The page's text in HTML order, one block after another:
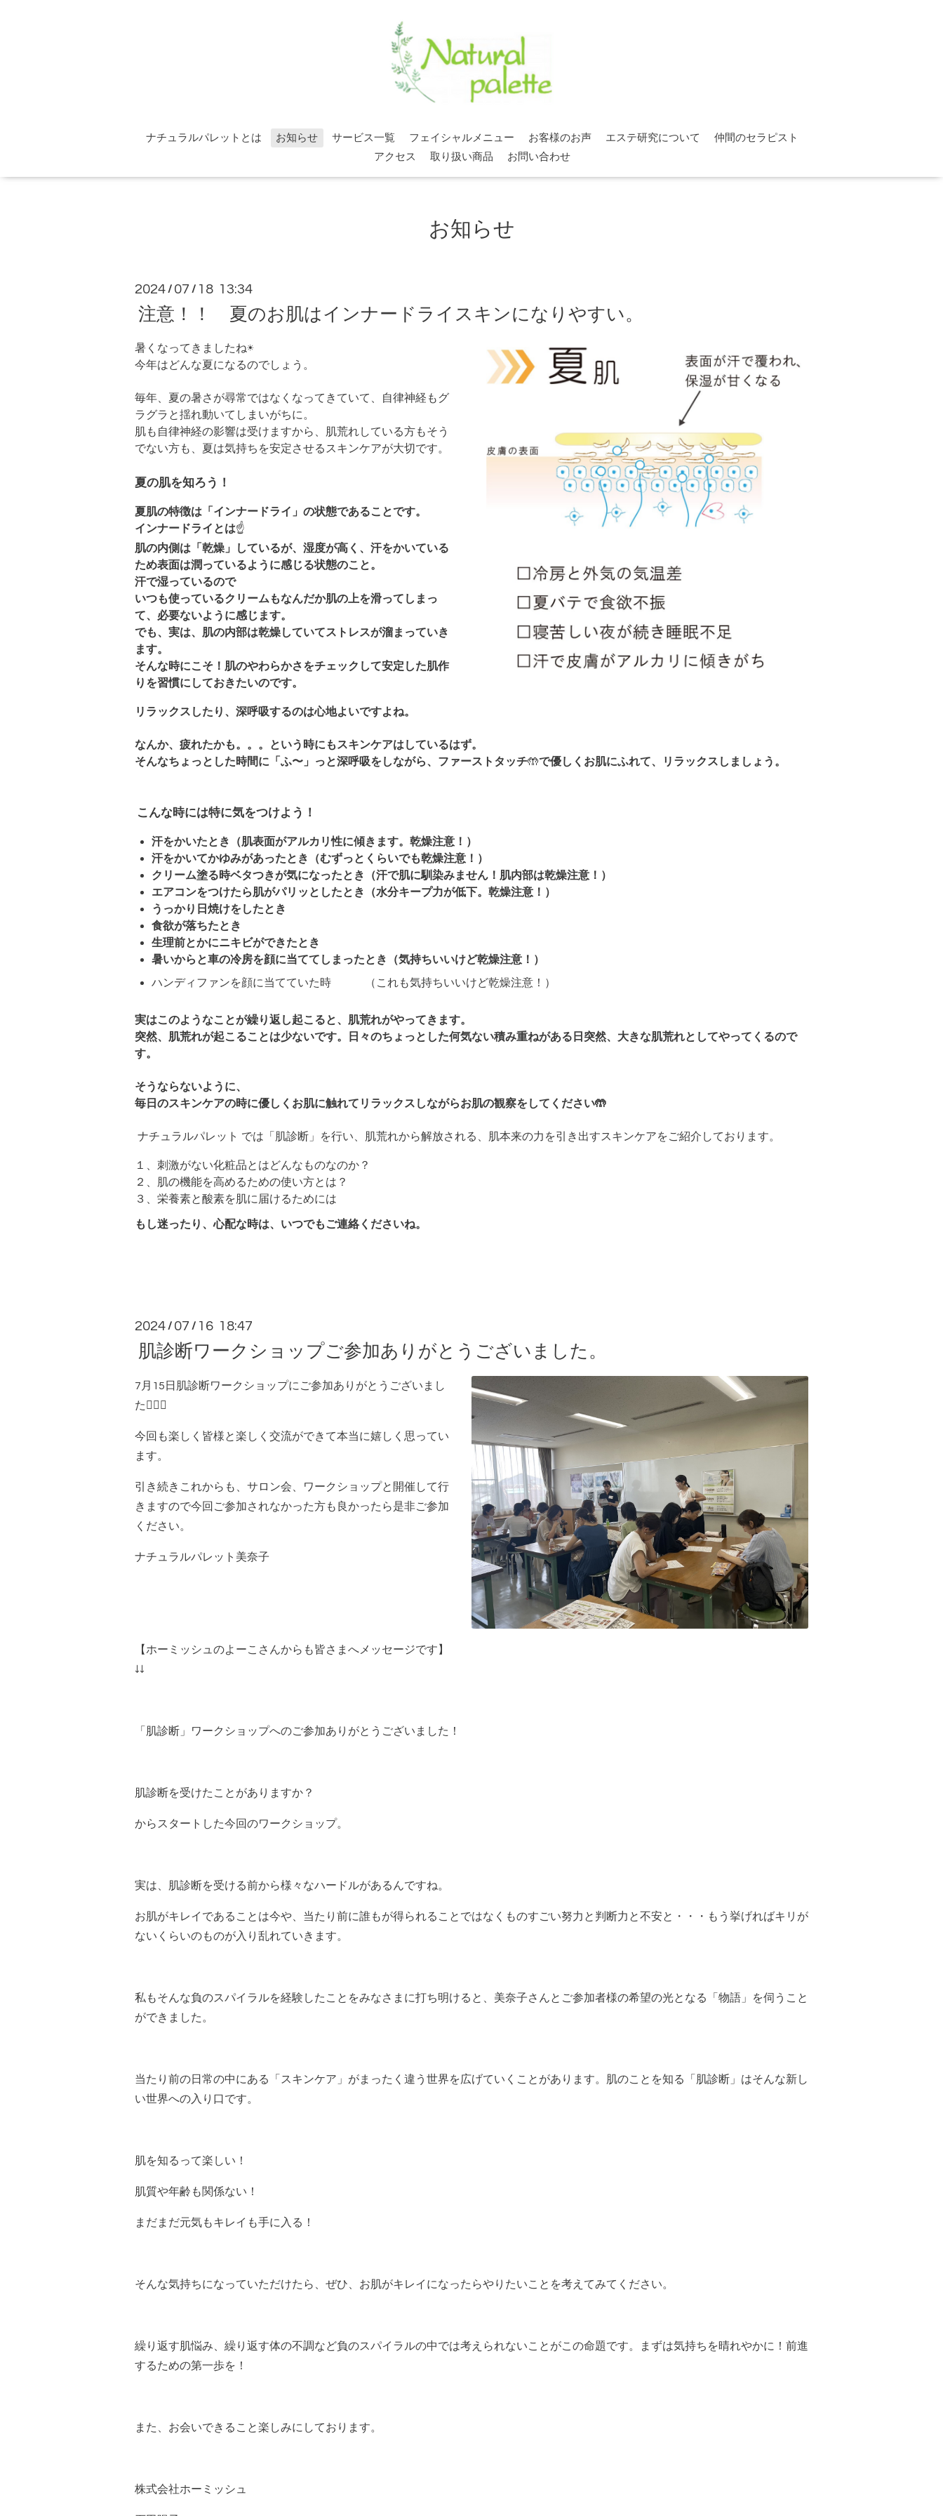
ナチュラルパレットとは お知らせ サービス一覧 フェイシャルメニュー お客様のお声 エステ研究について
仲間のセラピスト
アクセス
取り扱い商品 お問い合わせ
お知らせ
2024 / 07 / 18 13:34
注意！！ 夏のお肌はインナードライスキンになりやすい。
暑くなってきましたね☀️
今年はどんな夏になるのでしょう。
毎年、夏の暑さが尋常ではなくなってきていて、自律神経もグ
ラグラと揺れ動いてしまいがちに。
肌も自律神経の影響は受けますから、肌荒れしている方もそう
でない方も、夏は気持ちを安定させるスキンケアが大切です。
夏の肌を知ろう！
夏肌の特徴は「インナードライ」の状態であることです。
インナードライとは☝️
肌の内側は「乾燥」しているが、湿度が高く、汗をかいている
ため表面は潤っているように感じる状態のこと。
汗で湿っているので
いつも使っているクリームもなんだか肌の上を滑ってしまっ
て、必要ないように感じます。
でも、実は、肌の内部は乾燥していてストレスが溜まっていき
ます。
そんな時にこそ！肌のやわらかさをチェックして安定した肌作
りを習慣にしておきたいのです。
リラックスしたり、深呼吸するのは心地よいですよね。
なんか、疲れたかも。。。という時にもスキンケアはしているはず。
そんなちょっとした時間に「ふ〜」っと深呼吸をしながら、ファーストタッチ🤲で優しくお肌にふれて、リラックスしましょう。
こんな時には特に気をつけよう！
汗をかいたとき（肌表面がアルカリ性に傾きます。乾燥注意！）
汗をかいてかゆみがあったとき（むずっとくらいでも乾燥注意！）
クリーム塗る時ベタつきが気になったとき（汗で肌に馴染みません！肌内部は乾燥注意！）
エアコンをつけたら肌がパリッとしたとき（水分キープ力が低下。乾燥注意！）
うっかり日焼けをしたとき
食欲が落ちたとき
生理前とかにニキビができたとき
暑いからと車の冷房を顔に当ててしまったとき（気持ちいいけど乾燥注意！）
ハンディファンを顔に当てていた時 （これも気持ちいいけど乾燥注意！）
実はこのようなことが繰り返し起こると、肌荒れがやってきます。
突然、肌荒れが起こることは少ないです。日々のちょっとした何気ない積み重ねがある日突然、大きな肌荒れとしてやってくるので
す。
そうならないように、
毎日のスキンケアの時に優しくお肌に触れてリラックスしながらお肌の観察をしてください🤲
ナチュラルパレット では「肌診断」を行い、肌荒れから解放される、肌本来の力を引き出すスキンケアをご紹介しております。
１、刺激がない化粧品とはどんなものなのか？
２、肌の機能を高めるための使い方とは？
３、栄養素と酸素を肌に届けるためには
もし迷ったり、心配な時は、いつでもご連絡くださいね。
2024 / 07 / 16 18:47
肌診断ワークショップご参加ありがとうございました。
7月15日肌診断ワークショップにご参加ありがとうございまし
た🙇‍♀️✨
今回も楽しく皆様と楽しく交流ができて本当に嬉しく思ってい
ます。
引き続きこれからも、サロン会、ワークショップと開催して行
きますので今回ご参加されなかった方も良かったら是非ご参加
ください。
ナチュラルパレット美奈子
【ホーミッシュのよーこさんからも皆さまへメッセージです】
↓↓
「肌診断」ワークショップへのご参加ありがとうございました！
肌診断を受けたことがありますか？
からスタートした今回のワークショップ。
実は、肌診断を受ける前から様々なハードルがあるんですね。
お肌がキレイであることは今や、当たり前に誰もが得られることではなくものすごい努力と判断力と不安と・・・もう挙げればキリが
ないくらいのものが入り乱れていきます。
私もそんな負のスパイラルを経験したことをみなさまに打ち明けると、美奈子さんとご参加者様の希望の光となる「物語」を伺うこと
ができました。
当たり前の日常の中にある「スキンケア」がまったく違う世界を広げていくことがあります。肌のことを知る「肌診断」はそんな新し
い世界への入り口です。
肌を知るって楽しい！
肌質や年齢も関係ない！
まだまだ元気もキレイも手に入る！
そんな気持ちになっていただけたら、ぜひ、お肌がキレイになったらやりたいことを考えてみてください。
繰り返す肌悩み、繰り返す体の不調など負のスパイラルの中では考えられないことがこの命題です。まずは気持ちを晴れやかに！前進
するための第一歩を！
また、お会いできること楽しみにしております。
株式会社ホーミッシュ